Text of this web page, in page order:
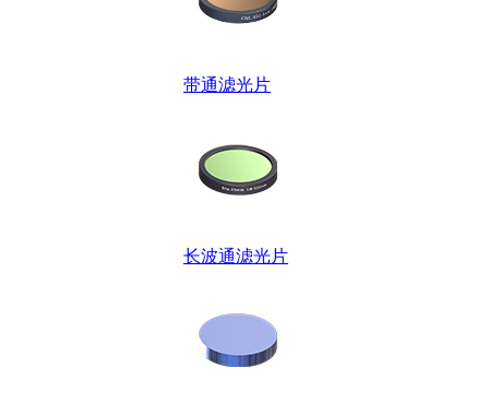
带通滤光片
长波通滤光片